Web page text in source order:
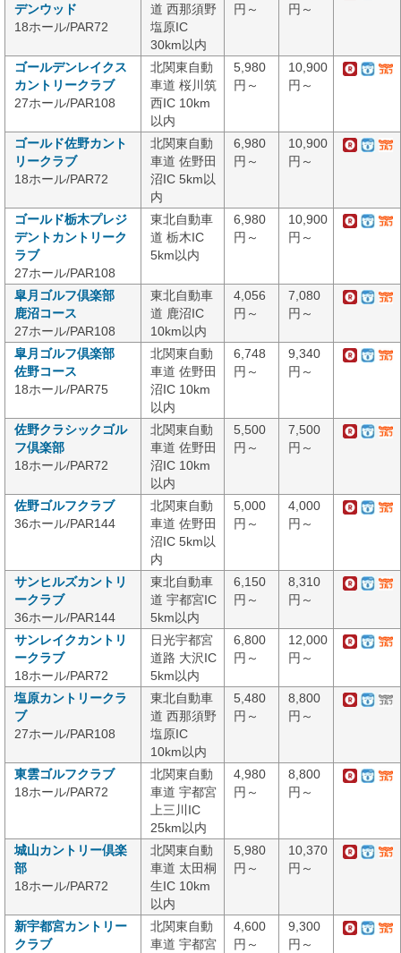
デンウッド
18ホール/PAR72
道 西那須野
塩原IC
30km以内
円～
円～
ゴールデンレイクス
カントリークラブ
27ホール/PAR108
北関東自動
車道 桜川筑
西IC 10km
以内
5,980
円～
10,900
円～
ゴールド佐野カント
リークラブ
18ホール/PAR72
北関東自動
車道 佐野田
沼IC 5km以
内
6,980
円～
10,900
円～
ゴールド栃木プレジ
デントカントリーク
ラブ
27ホール/PAR108
東北自動車
道 栃木IC
5km以内
6,980
円～
10,900
円～
皐月ゴルフ倶楽部
鹿沼コース
27ホール/PAR108
東北自動車
道 鹿沼IC
10km以内
4,056
円～
7,080
円～
皐月ゴルフ倶楽部
佐野コース
18ホール/PAR75
北関東自動
車道 佐野田
沼IC 10km
以内
6,748
円～
9,340
円～
佐野クラシックゴル
フ倶楽部
18ホール/PAR72
北関東自動
車道 佐野田
沼IC 10km
以内
5,500
円～
7,500
円～
佐野ゴルフクラブ
36ホール/PAR144
北関東自動
車道 佐野田
沼IC 5km以
内
5,000
円～
4,000
円～
サンヒルズカントリ
ークラブ
36ホール/PAR144
東北自動車
道 宇都宮IC
5km以内
6,150
円～
8,310
円～
サンレイクカントリ
ークラブ
18ホール/PAR72
日光宇都宮
道路 大沢IC
5km以内
6,800
円～
12,000
円～
塩原カントリークラ
ブ
27ホール/PAR108
東北自動車
道 西那須野
塩原IC
10km以内
5,480
円～
8,800
円～
東雲ゴルフクラブ
18ホール/PAR72
北関東自動
車道 宇都宮
上三川IC
25km以内
4,980
円～
8,800
円～
城山カントリー倶楽
部
18ホール/PAR72
北関東自動
車道 太田桐
生IC 10km
以内
5,980
円～
10,370
円～
新宇都宮カントリー
クラブ
北関東自動
車道 宇都宮
4,600
円～
9,300
円～